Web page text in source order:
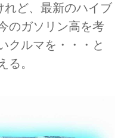
れど、最新のハイブ
のガソリン高を考
クルマを・・・と
る。